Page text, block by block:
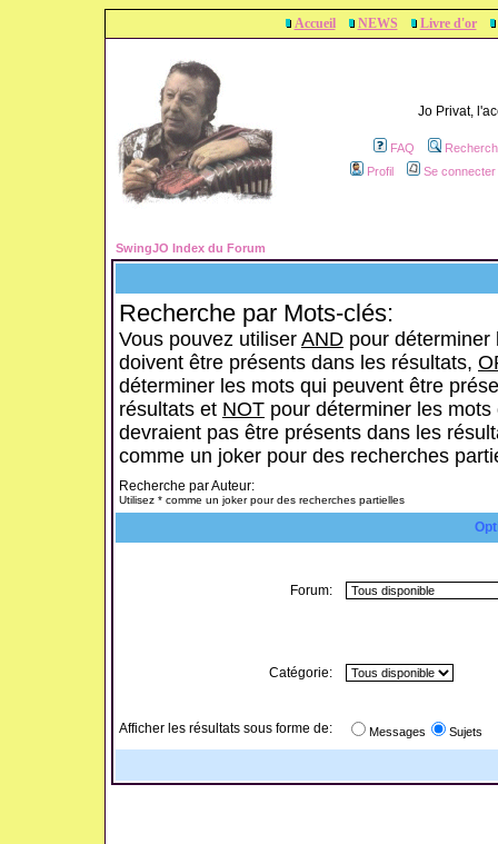
Accueil NEWS Livre d'or
Jo Privat,
FAQ
Profil
Se
SwingJO Index du Forum
Recherche par Mots-clés:
Vous pouvez utiliser AND pour déterminer
doivent être présents dans les résultats,
déterminer les mots qui peuvent être
résultats et NOT pour déterminer les mots
devraient pas être présents dans les
comme un joker pour des recherches
Recherche par Auteur:
Utilisez * comme un joker pour des recherches partielles
Forum:
Catégorie:
Afficher les résultats sous forme de: Messages Sujets